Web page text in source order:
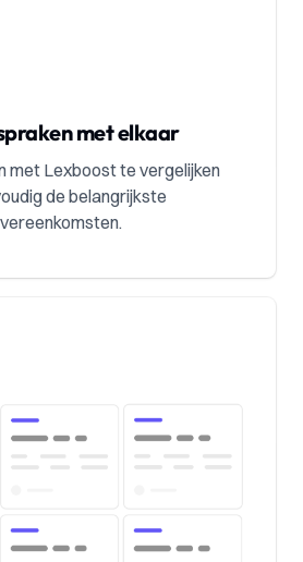
met elkaar
met Lexboost te vergelijken
de belangrijkste